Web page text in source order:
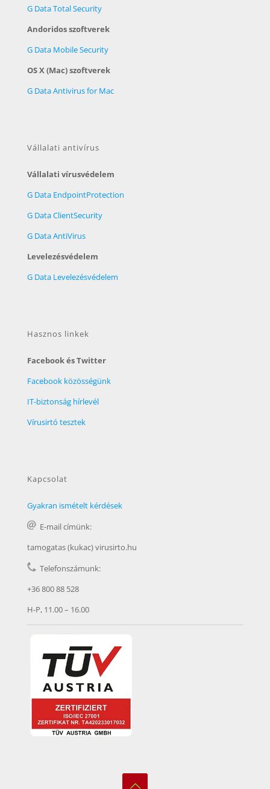
G Data Total Security
Andoridos szoftverek
G Data Mobile Security
OS X (Mac) szoftverek
G Data Antivirus for Mac
Vállalati antivírus
Vállalati vírusvédelem
G Data EndpointProtection
G Data ClientSecurity
G Data AntiVirus
Levelezésvédelem
G Data Levelezésvédelem
Hasznos linkek
Facebook és Twitter
Facebook közösségünk
IT-biztonság hírlevél
Vírusirtó tesztek
Kapcsolat
Gyakran ismételt kérdések
E-mail címünk:
tamogatas (kukac) virusirto.hu
Telefonszámunk:
+36 800 88 528
H-P, 11.00 – 16.00